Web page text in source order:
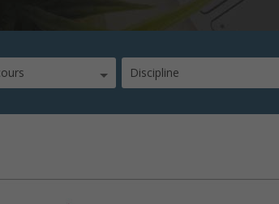
Discipline